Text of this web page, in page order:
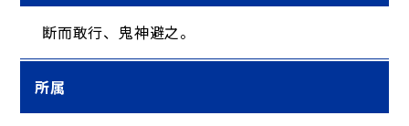
断而敢行、鬼神避之。
所属